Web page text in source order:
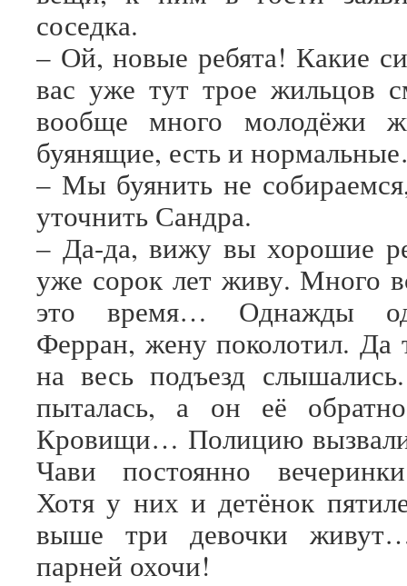
соседка.
– Ой, новые ребята! Какие
вас уже тут трое жильцов
вообще много молодёжи
буянящие, есть и
– Мы буянить не
уточнить Сандра.
– Да-да, вижу вы хорошие
уже сорок лет живу. Много
это время… Однажды
Ферран, жену поколотил. Да
на весь подъезд
пыталась, а он её
Кровищи… Полицию
Чави постоянно
Хотя у них и детёнок
выше три девочки
парней охочи!